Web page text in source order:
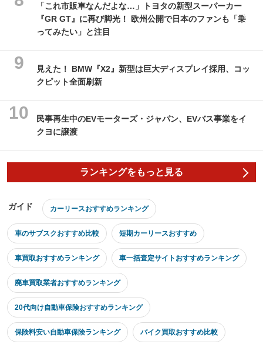
「これ市販車なんだよな…」トヨタの新型スーパーカー
『GR GT』に再び脚光！ 欧州公開で日本のファンも「乗
ってみたい」と注目
見えた！ BMW『X2』新型は巨大ディスプレイ採用、コッ
クピット全面刷新
民事再生中のEVモーターズ・ジャパン、EVバス事業をイ
クヨに譲渡
ランキングをもっと見る
ガイド カーリースおすすめランキング
車のサブスクおすすめ比較 短期カーリースおすすめ
車買取おすすめランキング 車一括査定サイトおすすめランキング
廃車買取業者おすすめランキング
20代向け自動車保険おすすめランキング
保険料安い自動車保険ランキング バイク買取おすすめ比較